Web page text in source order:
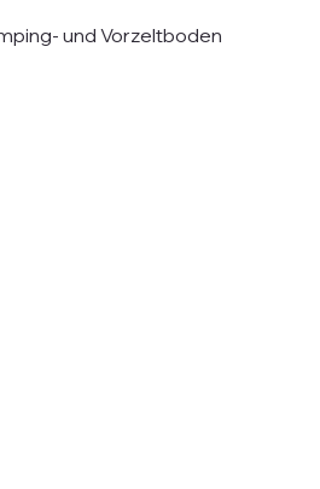
und Vorzeltboden